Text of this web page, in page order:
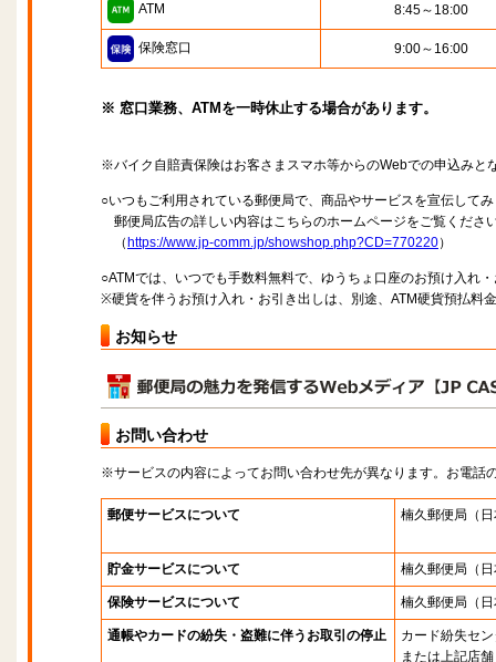
ATM 8:45～18:00
保険窓口 9:00～16:00
※ 窓口業務、ATMを一時休止する場合があります。
※バイク自賠責保険はお客さまスマホ等からのWebでの申込みと
○いつもご利用されている郵便局で、商品やサービスを宣伝して
郵便局広告の詳しい内容はこちらのホームページをご覧くださ
（ https://www.jp-comm.jp/showshop.php?CD=770220）
○ATMでは、いつでも手数料無料で、ゆうちょ口座のお預け入れ
※硬貨を伴うお預け入れ・お引き出しは、別途、ATM硬貨預払料
お知らせ
お問い合わせ
※サービスの内容によってお問い合わせ先が異なります。お電話
郵便サービスについて 楠久郵便局 （
貯金サービスについて 楠久郵便局 （
保険サービスについて 楠久郵便局 （
通帳やカードの紛失・盗難に伴うお取引の停止
カード紛失セ
または上記店舗